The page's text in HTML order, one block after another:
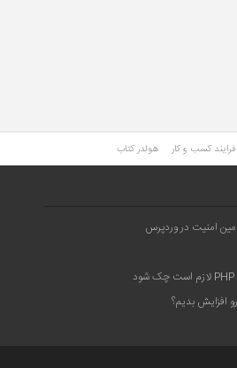
کسب و کار هولدر کتاب
افزایش بدیم؟